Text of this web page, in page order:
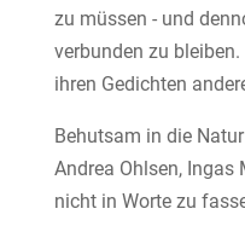
zu müssen - und
verbunden zu
ihren Gedichten
Behutsam in die
Andrea Ohlsen, Ingas
nicht in Worte zu